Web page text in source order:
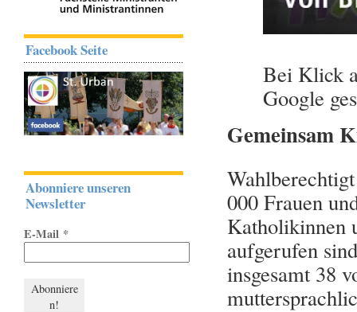
Bei Klick
Google
Gemeinsam
000 Frauen
Katholikinnen
aufgerufen
insgesamt 38
Facebook Seite
Abonniere unseren
Newsletter
E-Mail *